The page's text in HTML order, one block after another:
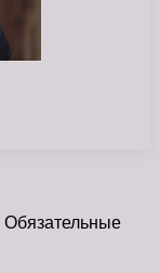
Обязательные